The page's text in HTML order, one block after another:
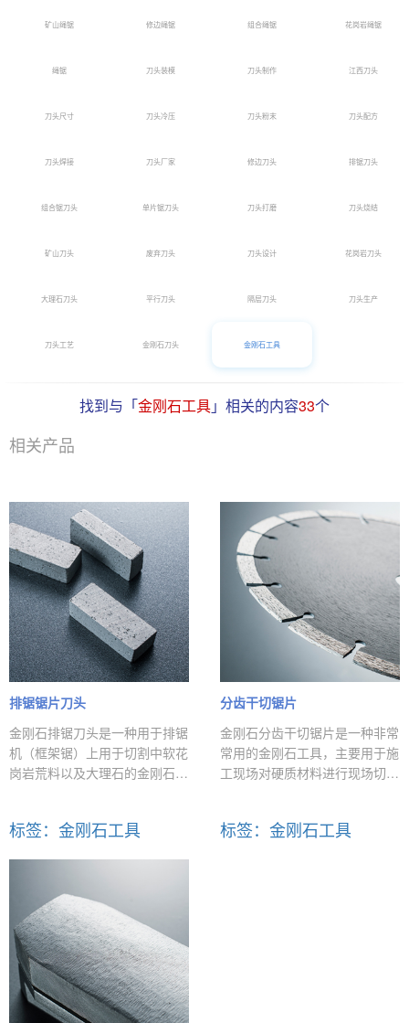
矿山绳锯 修边绳锯 组合绳锯 花岗岩绳锯
绳锯 刀头装模 刀头制作 江西刀头
刀头尺寸 刀头冷压 刀头粉末 刀头配方
刀头焊接 刀头厂家 修边刀头 排锯刀头
组合锯刀头 单片锯刀头 刀头打磨 刀头烧结
矿山刀头 废弃刀头 刀头设计 花岗岩刀头
大理石刀头 平行刀头 隔层刀头 刀头生产
刀头工艺 金刚石刀头 金刚石工具
找到与「金刚石工具」相关的内容33个
相关产品
排锯锯片刀头
金刚石排锯刀头是一种用于排锯
机（框架锯）上用于切割中软花
岗岩荒料以及大理石的金刚石切
锯刀头需根据锯条的基体厚度而
标签：金刚石工具
分齿干切锯片
金刚石分齿干切锯片是一种非常
常用的金刚石工具，主要用于施
工现场对硬质材料进行现场切
等材料的加工，产品具有便携性
标签：金刚石工具